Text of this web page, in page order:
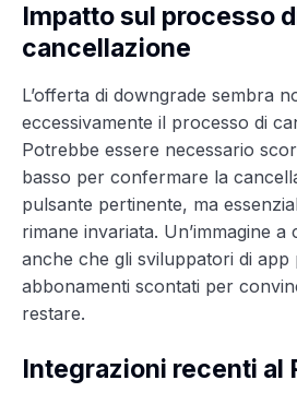
Impatto sul processo
cancellazione
L’offerta di downgrade sembra
eccessivamente il processo di
Potrebbe essere necessario
basso per confermare la
pulsante pertinente, ma
rimane invariata. Un’immagine
anche che gli sviluppatori di
abbonamenti scontati per
restare.
Integrazioni recenti al